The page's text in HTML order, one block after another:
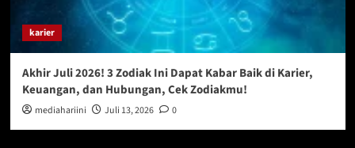
karier
Akhir Juli 2026! 3 Zodiak Ini Dapat Kabar Baik di Karier,
Keuangan, dan Hubungan, Cek Zodiakmu!
mediahariini Juli 13, 2026 0